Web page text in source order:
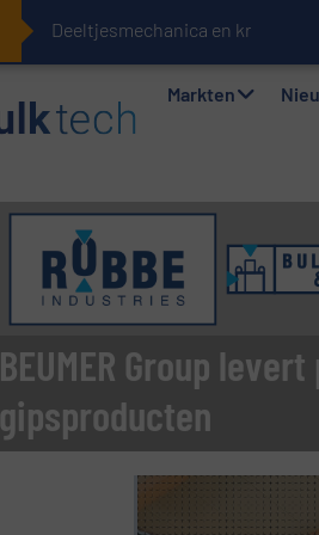
Deeltjesmechanica en
Geïntegreerde doserings- en
Markten
BEUMER Group
gipsproducten